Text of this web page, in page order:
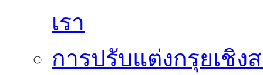
เรา
การปรับแต่งกรุยเชิง